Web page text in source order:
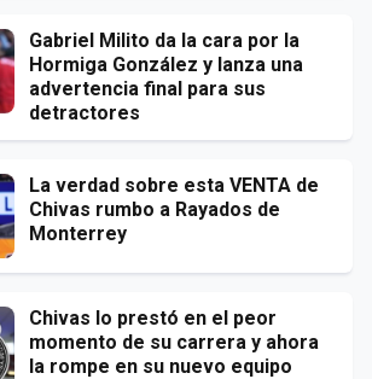
Gabriel Milito da la cara por la
Hormiga González y lanza una
advertencia final para sus
detractores
La verdad sobre esta VENTA de
Chivas rumbo a Rayados de
Monterrey
Chivas lo prestó en el peor
momento de su carrera y ahora
la rompe en su nuevo equipo